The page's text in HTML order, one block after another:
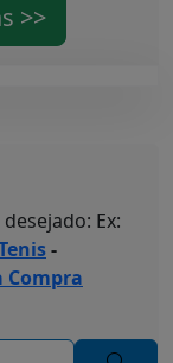
>>
Ex:
-
Compra